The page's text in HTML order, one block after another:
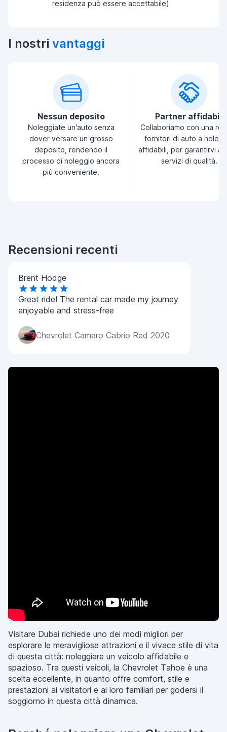
residenza può essere accettabile)
I nostri vantaggi
Nessun deposito
Noleggiate un'auto senza
dover versare un grosso
deposito, rendendo il
processo di noleggio ancora
più conveniente.
Partner affidabili
Collaboriamo con una
fornitori di auto a
affidabili, per garantirvi
servizi di qualità.
Recensioni recenti
Brent Hodge
Great ride! The rental car made my journey
enjoyable and stress-free
Chevrolet Camaro Cabrio Red 2020
Visitare Dubai richiede uno dei modi migliori per
esplorare le meravigliose attrazioni e il vivace stile di vita
di questa città: noleggiare un veicolo affidabile e
spazioso. Tra questi veicoli, la Chevrolet Tahoe è una
scelta eccellente, in quanto offre comfort, stile e
prestazioni ai visitatori e ai loro familiari per godersi il
soggiorno in questa città dinamica.